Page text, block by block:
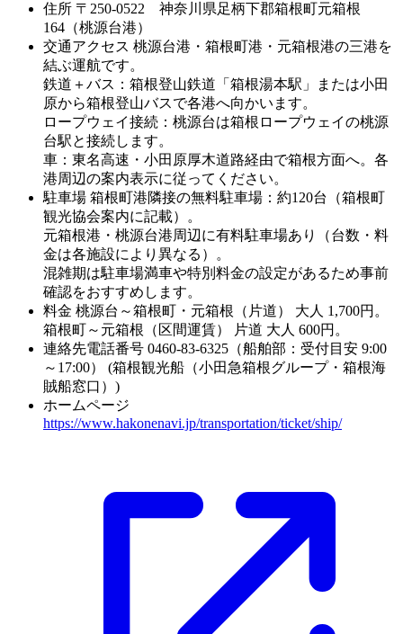
住所 〒250-0522 神奈川県足柄下郡箱根町元箱根
164（桃源台港）
交通アクセス 桃源台港・箱根町港・元箱根港の三港を
結ぶ運航です。
鉄道＋バス：箱根登山鉄道「箱根湯本駅」または小田
原から箱根登山バスで各港へ向かいます。
ロープウェイ接続：桃源台は箱根ロープウェイの桃源
台駅と接続します。
車：東名高速・小田原厚木道路経由で箱根方面へ。各
港周辺の案内表示に従ってください。
駐車場 箱根町港隣接の無料駐車場：約120台（箱根町
観光協会案内に記載）。
元箱根港・桃源台港周辺に有料駐車場あり（台数・料
金は各施設により異なる）。
混雑期は駐車場満車や特別料金の設定があるため事前
確認をおすすめします。
料金 桃源台～箱根町・元箱根（片道） 大人 1,700円。
箱根町～元箱根（区間運賃） 片道 大人 600円。
連絡先電話番号 0460-83-6325（船舶部：受付目安 9:00
～17:00） (箱根観光船（小田急箱根グループ・箱根海
賊船窓口）)
ホームページ
https://www.hakonenavi.jp/transportation/ticket/ship/